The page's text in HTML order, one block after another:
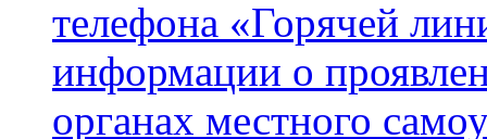
телефона «Горячей
информации о
органах местного